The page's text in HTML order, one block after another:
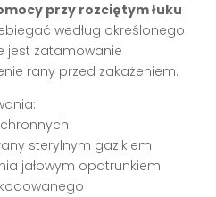
przy rozciętym łuku
według określonego
jest zatamowanie
rany przed zakażeniem.
sterylnym gazikiem
jałowym opatrunkiem